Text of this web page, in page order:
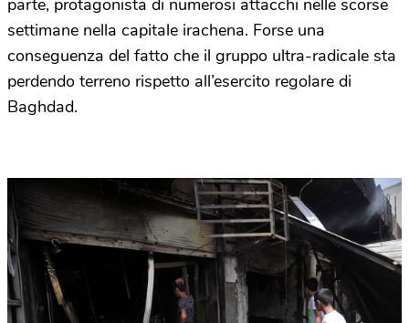
parte, protagonista di numerosi attacchi nelle scorse
settimane nella capitale irachena. Forse una
conseguenza del fatto che il gruppo ultra-radicale sta
perdendo terreno rispetto all’esercito regolare di
Baghdad.